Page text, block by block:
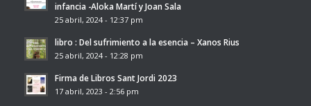
infancia -Aloka Martí y Joan Sala
25 abril, 2024 - 12:37 pm
libro : Del sufrimiento a la esencia – Xanos Rius
25 abril, 2024 - 12:28 pm
Firma de Libros Sant Jordi 2023
17 abril, 2023 - 2:56 pm